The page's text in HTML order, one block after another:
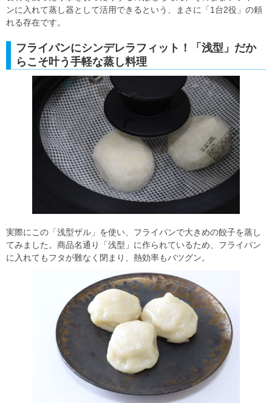
ンに入れて蒸し器として活用できるという、まさに「1台2役」の頼
れる存在です。
フライパンにシンデレラフィット！「浅型」だか
らこそ叶う手軽な蒸し料理
実際にこの「浅型ザル」を使い、フライパンで大きめの餃子を蒸し
てみました。商品名通り「浅型」に作られているため、フライパン
に入れてもフタが難なく閉まり、熱効率もバツグン。